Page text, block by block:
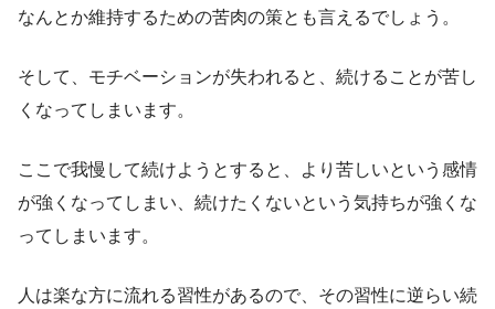
なんとか維持するための苦肉の策とも言えるでしょう。
そして、モチベーションが失われると、続けることが苦し
くなってしまいます。
ここで我慢して続けようとすると、より苦しいという感情
が強くなってしまい、続けたくないという気持ちが強くな
ってしまいます。
人は楽な方に流れる習性があるので、その習性に逆らい続